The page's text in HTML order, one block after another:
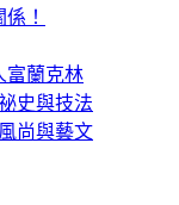
！
富蘭克林
史與技法
尚與藝文